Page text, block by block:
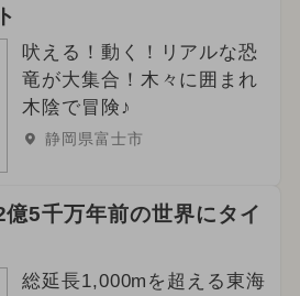
吠える！動く！リアルな恐
竜が大集合！木々に囲まれ
木陰で冒険♪
静岡県富士市
億5千万年前の世界にタイ
総延長1,000mを超える東海